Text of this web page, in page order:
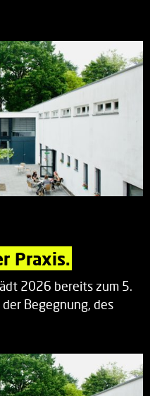
Praxis.
2026 bereits zum 5.
der Begegnung, des